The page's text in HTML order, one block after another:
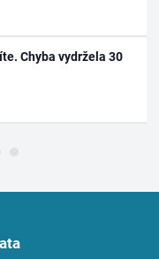
Chyba vydržela 30